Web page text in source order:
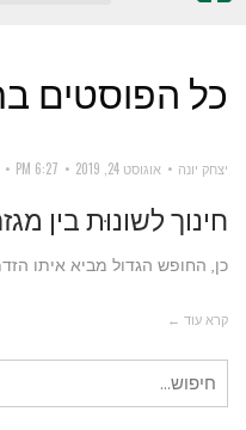
כל הפוסטים ב
יצחק יונה אוגוסט 24, 2019 6:27 PM
חינוך לשונוּת בין
כן, החופש הגדול מביא איתו
קרא עוד ←
עבור: